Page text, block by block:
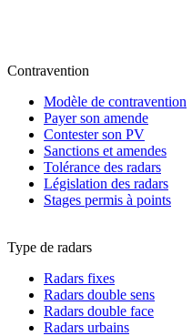
Contravention
Modèle de contravention
Payer son amende
Contester son PV
Sanctions et amendes
Tolérance des radars
Législation des radars
Stages permis à points
Type de radars
Radars fixes
Radars double sens
Radars double face
Radars urbains